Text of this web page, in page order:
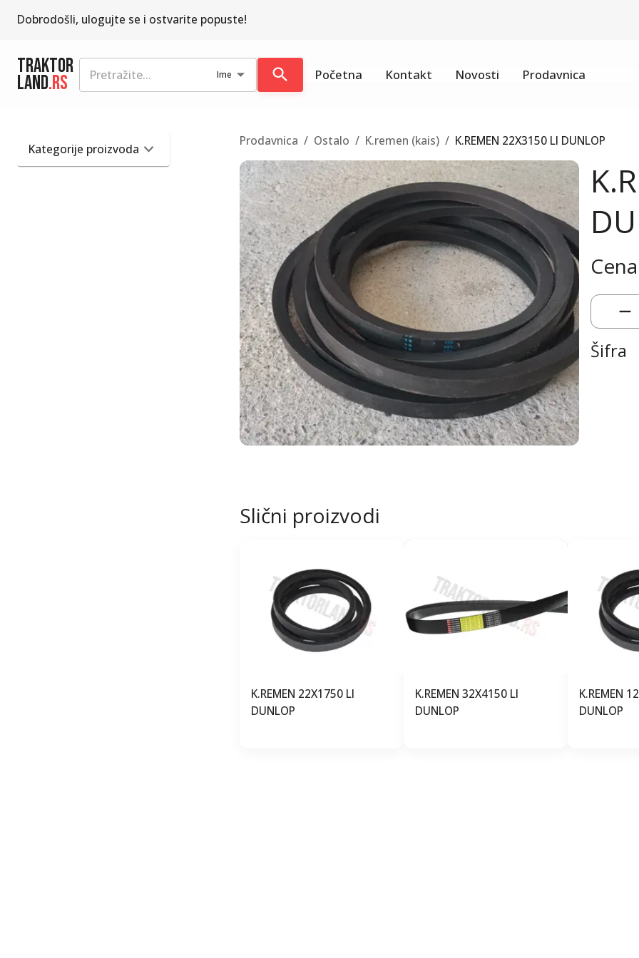
Dobrodošli, ulogujte se i ostvarite popuste!
Traktor
Land.rs Ime Početna Kontakt Novosti Prodavnica
Kategorije proizvoda
Prodavnica / Ostalo / K.remen (kais) / K.REMEN 22X3150 LI DUNLOP
Cena
Šifra
Slični proizvodi
K.REMEN 22X1750 LI
DUNLOP
K.REMEN 32X4150 LI
DUNLOP
K.REMEN
DUNLOP